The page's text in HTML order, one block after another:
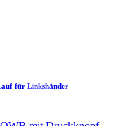
für Linkshänder